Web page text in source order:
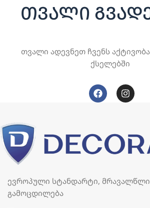
თვალი
თვალი ადევნეთ ჩვენს
ქსელებში
ევროპული სტანდარტი,
გამოცდილება